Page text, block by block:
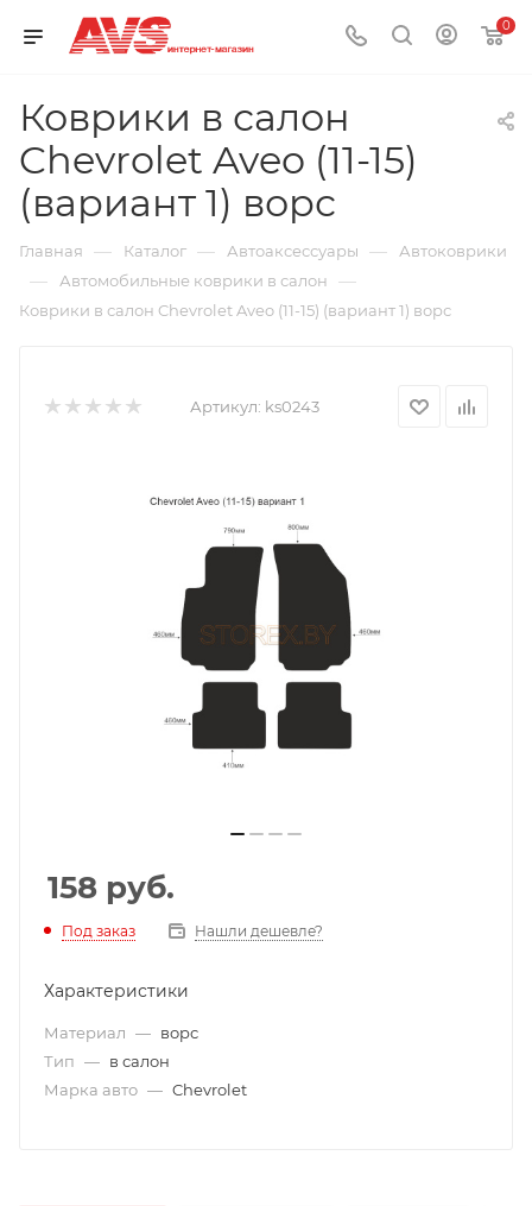
0
Коврики в салон
Chevrolet Aveo (11-15)
(вариант 1) ворс
Главная — Каталог — Автоаксессуары — Автоковрики
— Автомобильные коврики в салон —
Коврики в салон Chevrolet Aveo (11-15) (вариант 1) ворс
Артикул: ks0243
158 руб.
Под заказ Нашли дешевле?
Характеристики
Материал — ворс
Тип — в салон
Марка авто — Chevrolet